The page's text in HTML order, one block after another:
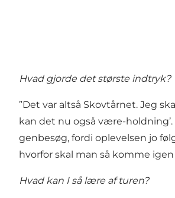
Hvad gjorde det største indtryk?
”Det var altså Skovtårnet. Jeg
kan det nu også være-
genbesøg, fordi oplevelsen jo
hvorfor skal man så komme igen
Hvad kan I så lære af turen?